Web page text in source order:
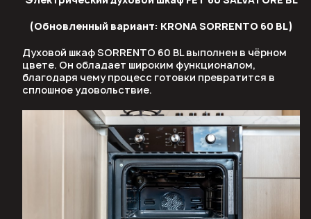
(Обновленный вариант: KRONA SORRENTO 60 BL)
Духовой шкаф SORRENTO 60 BL выполнен в чёрном
цвете. Он обладает широким функционалом,
благодаря чему процесс готовки превратится в
сплошное удовольствие.